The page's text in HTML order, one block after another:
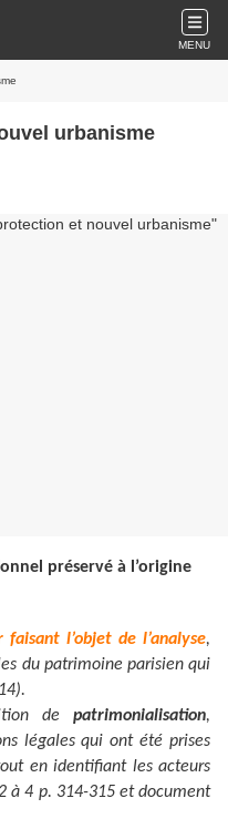
MENU
urbanisme
préservé à l’origine
l’objet de l’analyse,
du patrimoine parisien qui
de patrimonialisation,
légales qui ont été prises
en identifiant les acteurs
à 4 p. 314-315 et document